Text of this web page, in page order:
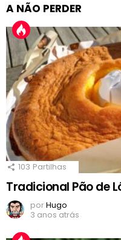
A NÃO PERDER
103 Partilhas
Tradicional Pão de
porHugo
3 anos atrás